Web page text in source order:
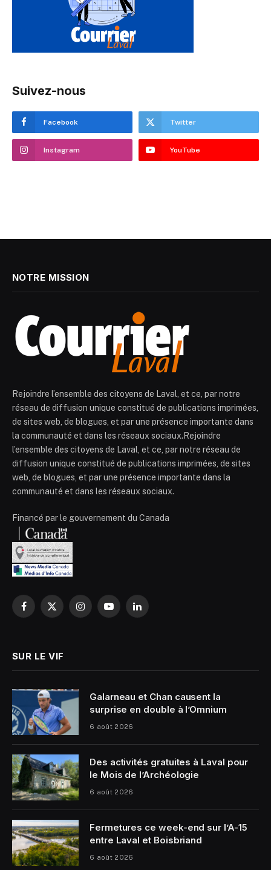
Suivez-nous
Facebook Twitter
Instagram YouTube
NOTRE MISSION
Rejoindre l’ensemble des citoyens de Laval, et ce, par notre
réseau de diffusion unique constitué de publications imprimées,
de sites web, de blogues, et par une présence importante dans
la communauté et dans les réseaux sociaux.Rejoindre
l’ensemble des citoyens de Laval, et ce, par notre réseau de
diffusion unique constitué de publications imprimées, de sites
web, de blogues, et par une présence importante dans la
communauté et dans les réseaux sociaux.
Financé par le gouvernement du Canada
Facebook
X
InstagramYouTubeLinkedIn
SUR LE VIF
Galarneau et Chan causent la
surprise en double à l’Omnium
6 août 2026
Des activités gratuites à Laval pour
le Mois de l’Archéologie
6 août 2026
Fermetures ce week-end sur l’A-15
entre Laval et Boisbriand
6 août 2026